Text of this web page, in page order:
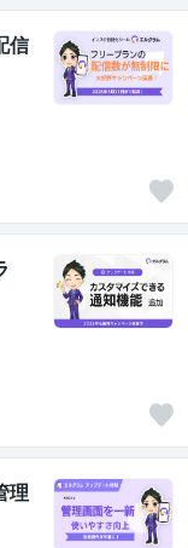
信
理